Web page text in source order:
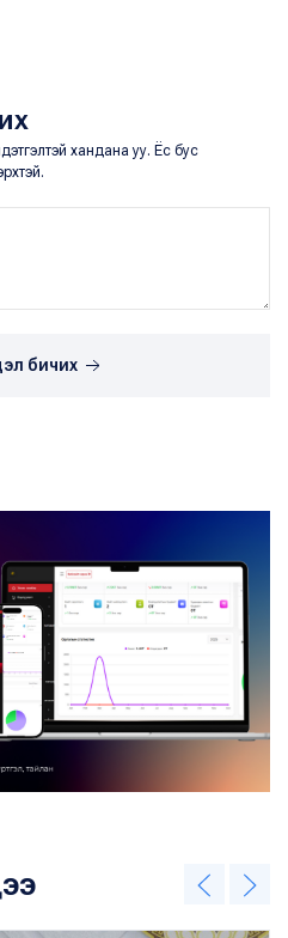
хандана уу. Ёс бус
бичих